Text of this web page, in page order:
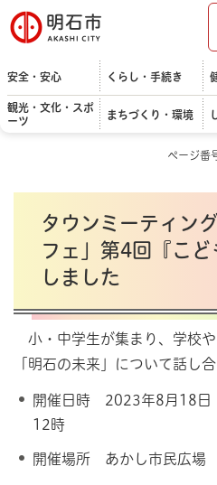
明石市
安全・安心 くらし・手続き
観光・文化・スポ
ーツ
まちづくり・環境
ページ番
タウンミーティン
フェ」第4回『こ
しました
小・中学生が集まり、学校
「明石の未来」について話し合
開催日時 2023年8月18日
12時
開催場所 あかし市民広場